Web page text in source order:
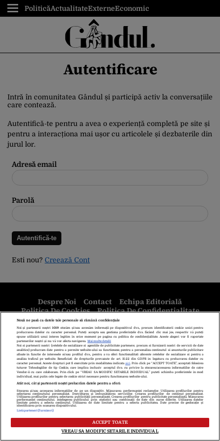
PoliticăActualitateExterneEconomic
Autentificare
Intră în comunitatea Gândul și participă activ la conversațiile
care contează.
Autentifică-te pentru a avea o experiență completă pe site și
pentru a interacționa mai ușor cu articolele și dezbaterile din
jurul lor.
Adresă email
Parolă
Esti nou? Creează Cont
Despre Noi Contact
Echipa Editorială
Politica De Cookies
Politica De Confidențialitate
Termeni Și Condiții
copyright © 2026
Citarea se poate face în limita a 250 de semne. Nici o instituţie sau persoană
(site-uri, instituţii mass-media, firme de monitorizare) nu poate reproduce
integral scrierile publicistice purtătoare de Drepturi de Autor.
Decizia ONJN nr. 1598/16.09.2021. Jocurile de noroc sunt interzise
minorilor.